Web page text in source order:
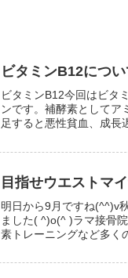
ビタミンB12につい
ビタミンB12今回はビタ
ンです。補酵素としてア
足すると悪性貧血、成長
目指せウエストマ
明日から9月ですね(^^)v
ました( ^)o(^ )ラマ接骨
素トレーニングなど多く